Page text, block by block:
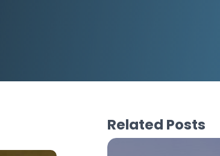
Related Posts